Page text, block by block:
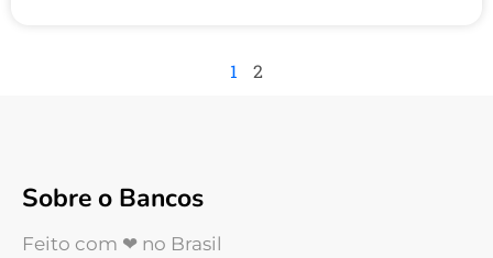
1 2
Sobre o Bancos
Feito com ❤ no Brasil